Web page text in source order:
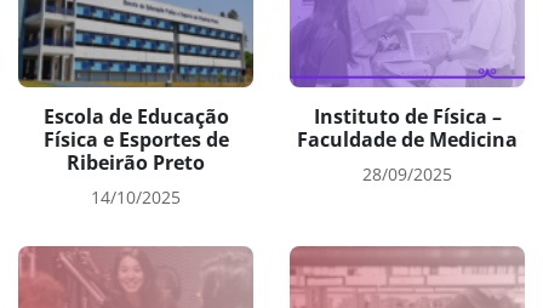
Escola de Educação
Física e Esportes de
Ribeirão Preto
14/10/2025
Instituto de Física –
Faculdade de Medicina
28/09/2025